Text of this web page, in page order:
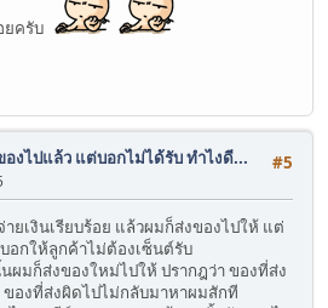
ยครับ
#5
องไปแล้ว แต่บอกไม่ได้รับ ทำไงดี...
ยเงินเรียบร้อย แล้วผมก็ส่งของไปให้ แต่
อกให้ลูกค้าไม่ต้องเซ็นต์รับ
ผมก็ส่งของใหม่ไปให้ ปรากฎว่า ของที่ส่ง
ของที่ส่งผิดไปไม่กลับมาหาผมสักที